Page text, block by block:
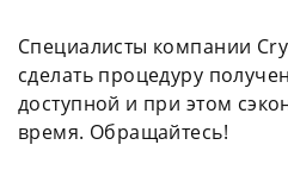
Специалисты компании
сделать процедуру
доступной и при этом
время. Обращайтесь!